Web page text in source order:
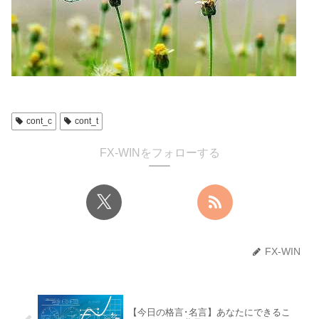
cont_c cont_t
FX-WINをフォローする
FX-WIN
【今日の格言･名言】あなたにできるこ